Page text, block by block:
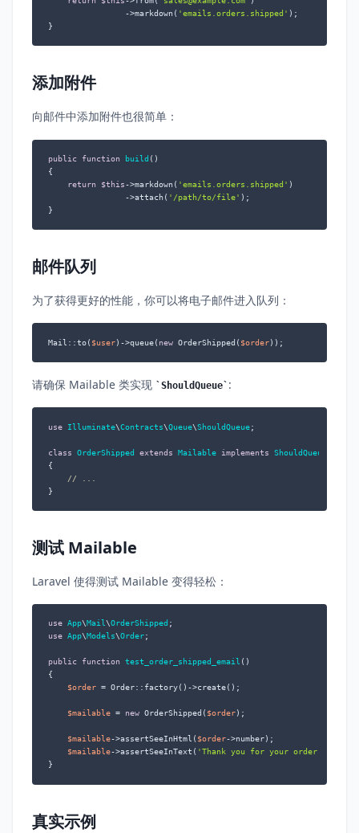
                ->markdown(
'emails.orders.shipped' );
}
添加附件
向邮件中添加附件也很简单：
public function build (
{
return
$this->markdown( 'emails.orders.shipped' )
                ->attach(
'/path/to/file' );
}
邮件队列
为了获得更好的性能，你可以将电子邮件进入队列：
Mail::to( $user)->queue( new OrderShipped( $order));
请确保 Mailable 类实现 ShouldQueue :
use Illuminate\Contracts\Queue\ShouldQueue;
class OrderShipped extends Mailable implements
ShouldQueue
{
// ...
}
测试 Mailable
Laravel 使得测试 Mailable 变得轻松：
use App\Mail\OrderShipped
use App\Models\Order;
public function test_order_shipped_email (
{
$order = Order::factory()->create();
$mailable = new OrderShipped( $order);
$mailable->assertSeeInHtml( $order->number);
$mailable->assertSeeInText( 'Thank you for your order'
}
真实示例